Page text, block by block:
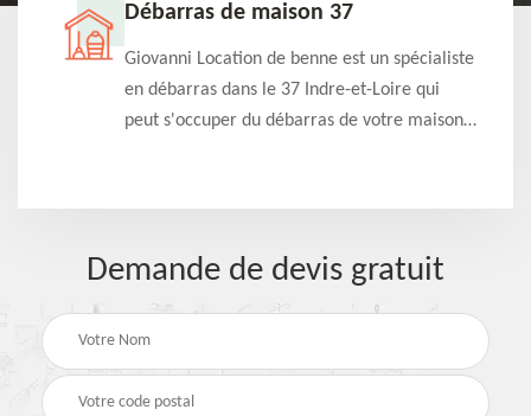
Débarras de maison 37
Giovanni Location de benne est un spécialiste
en débarras dans le 37 Indre-et-Loire qui
peut s'occuper du débarras de votre maison
Demande de devis gratuit